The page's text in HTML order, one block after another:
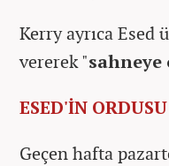
Kerry ayrıca Esed
vererek "sahneye
ESED'İN
Geçen hafta